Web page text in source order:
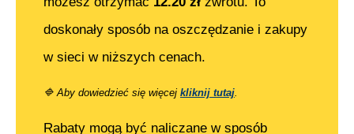
doskonały sposób na oszczędzanie i zakupy
w sieci w niższych cenach.
🔷 Aby dowiedzieć się więcej kliknij tutaj.
Rabaty mogą być naliczane w sposób